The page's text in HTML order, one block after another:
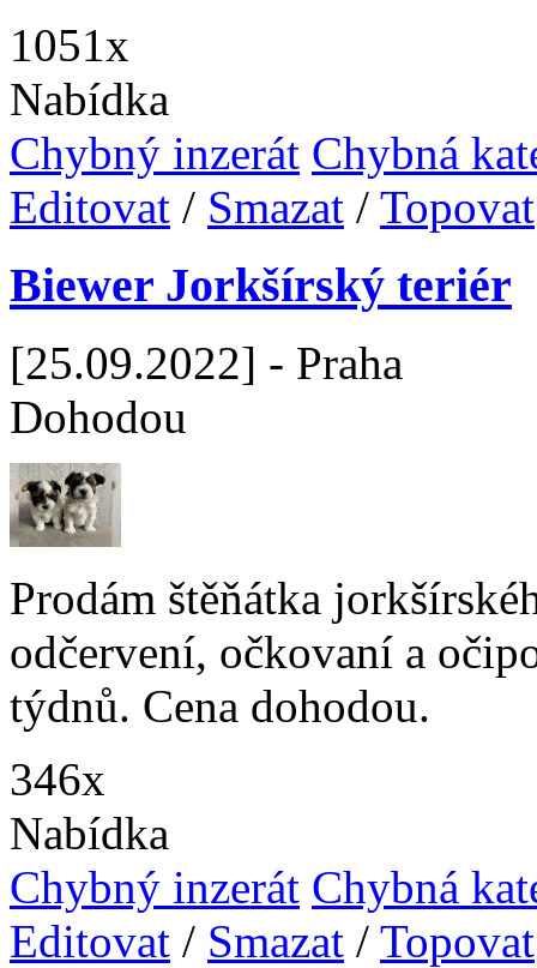
1051x
Nabídka
Chybný inzerát Chybná
Editovat / Smazat / Topovat
Biewer Jorkšírský teriér
[25.09.2022] - Praha
Dohodou
Prodám štěňátka
odčervení, očkovaní a
týdnů. Cena dohodou.
346x
Nabídka
Chybný inzerát Chybná
Editovat / Smazat / Topovat